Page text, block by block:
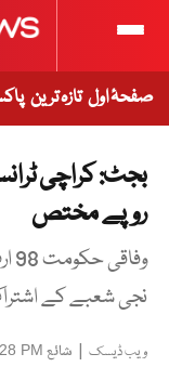
صفحۂ اول تازہ ترین
روپے مختص
نجی شعبے کے اشتراک سے 509 ارب
ویب ڈیسک | شائع PM